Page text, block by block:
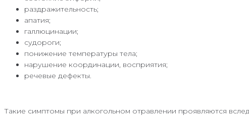
раздражительность;
апатия;
галлюцинации;
судороги;
понижение температуры тела;
нарушение координации, восприятия;
речевые дефекты.
Такие симптомы при алкогольном отравлении проявляются